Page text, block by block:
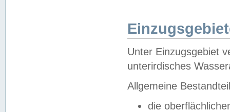
Unter Einzugsgebiet
unterirdisches
Allgemeine
die